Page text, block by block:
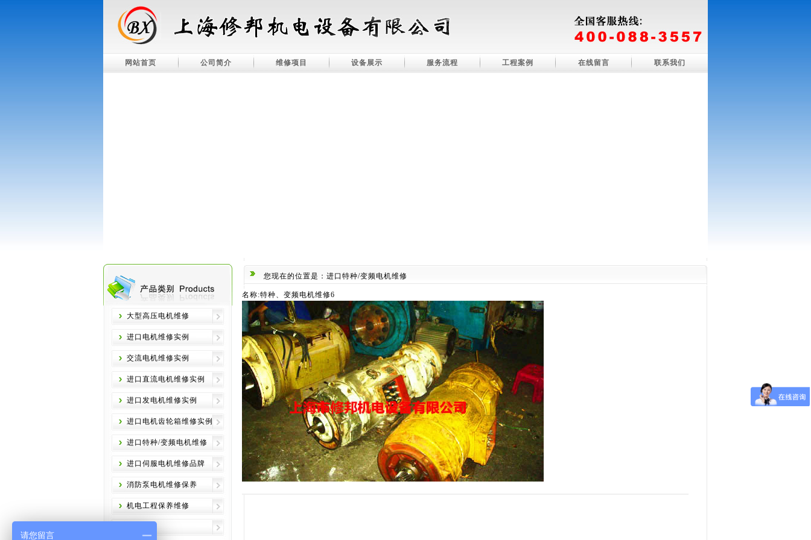
网站首页 公司简介 维修项目 设备展示 服务流程 工程案例 在线留言 联系我们
大型高压电机维修
进口电机维修实例
交流电机维修实例
进口直流电机维修实例
进口发电机维修实例
进口电机齿轮箱维修实例
进口特种/变频电机维修
进口伺服电机维修品牌
消防泵电机维修保养
机电工程保养维修
您现在的位置是： 进口特种/变频电机维修
名称:特种、变频电机维修6
请您留言